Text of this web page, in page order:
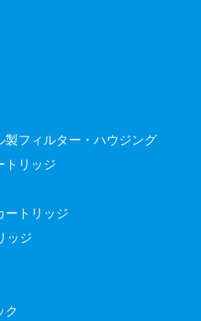
製フィルター・ハウジング
トリッジ
ートリッジ
ッジ
ク